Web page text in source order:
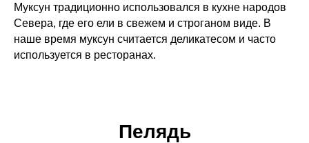
Муксун традиционно использовался в кухне народов
Севера, где его ели в свежем и строганом виде. В
наше время муксун считается деликатесом и часто
используется в ресторанах.
Пелядь